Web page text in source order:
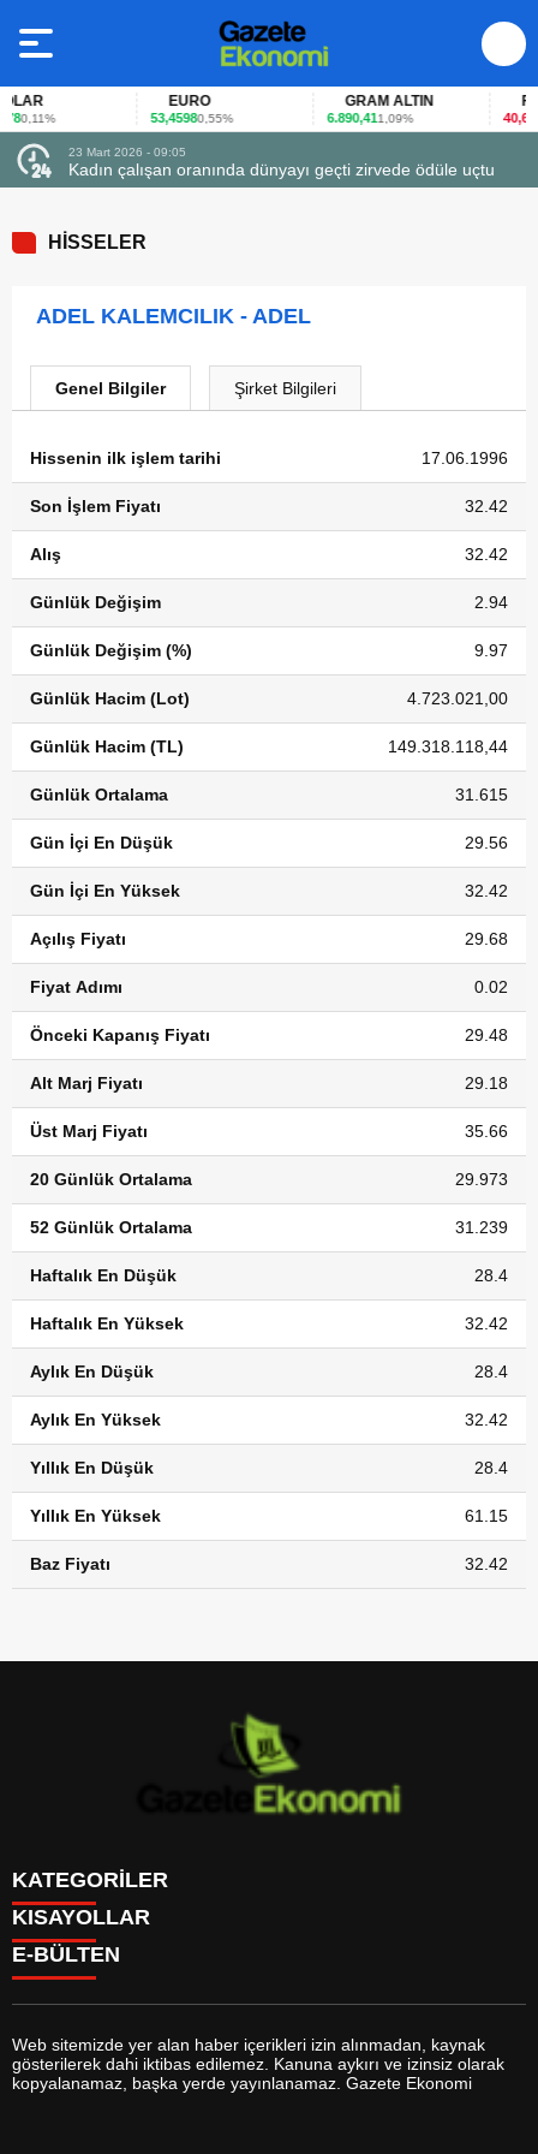
0,11%
EURO
53,45980,55%
GRAM ALTIN
6.890,411,09%
FAİZ
40,65-
23 Mart 2026 - 09:05
Kadın çalışan oranında dünyayı geçti zirvede ödüle uçtu
HİSSELER
ADEL KALEMCILIK - ADEL
Genel Bilgiler Şirket Bilgileri
Hissenin ilk işlem tarihi 17.06.1996
Son İşlem Fiyatı 32.42
Alış 32.42
Günlük Değişim 2.94
Günlük Değişim (%) 9.97
Günlük Hacim (Lot) 4.723.021,00
Günlük Hacim (TL) 149.318.118,44
Günlük Ortalama 31.615
Gün İçi En Düşük 29.56
Gün İçi En Yüksek 32.42
Açılış Fiyatı 29.68
Fiyat Adımı 0.02
Önceki Kapanış Fiyatı 29.48
Alt Marj Fiyatı 29.18
Üst Marj Fiyatı 35.66
20 Günlük Ortalama 29.973
52 Günlük Ortalama 31.239
Haftalık En Düşük 28.4
Haftalık En Yüksek 32.42
Aylık En Düşük 28.4
Aylık En Yüksek 32.42
Yıllık En Düşük 28.4
Yıllık En Yüksek 61.15
Baz Fiyatı 32.42
KATEGORİLER
GÜNDEM
DÜNYA
SİYASET
MAGAZİN
SAĞLIK
EĞİTİM
YAŞAM
KISAYOLLAR
BURÇLAR
FİKSTÜR
FİRMA EKLE
FİRMA REHBERİ
E-BÜLTEN
gazeteekonomi.com e-bültenine abone olarak, tarafınıza haber,
Web sitemizde yer alan haber içerikleri izin alınmadan, kaynak
gösterilerek dahi iktibas edilemez. Kanuna aykırı ve izinsiz olarak
kopyalanamaz, başka yerde yayınlanamaz. Gazete Ekonomi